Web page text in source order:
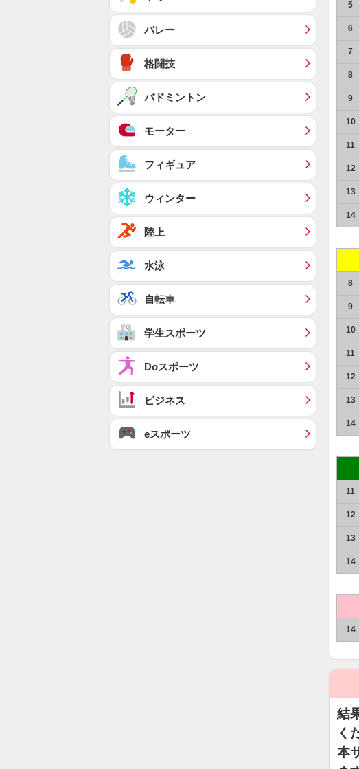
5
6
7
8
9
10
11
12
13
14
8
9
10
11
12
13
14
11
12
13
14
14
結
く
本
バレー
格闘技
バドミントン
モーター
フィギュア
ウィンター
陸上
水泳
自転車
学生スポーツ
Doスポーツ
ビジネス
eスポーツ